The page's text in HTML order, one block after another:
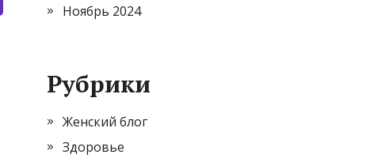
Ноябрь 2024
Рубрики
Женский блог
Здоровье